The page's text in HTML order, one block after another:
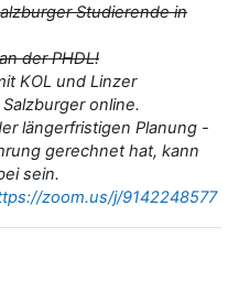
Studierende in
der PHDL!
KOL und Linzer
online.
längerfristigen Planung -
gerechnet hat, kann
sein.
zoom.us/j/9142248577